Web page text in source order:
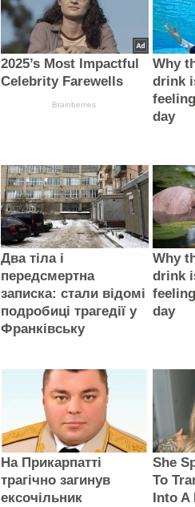
2025’s Most Impactful
Celebrity Farewells
Brainberries
Why
drink
day
Два тіла і
передсмертна
записка: стали відомі
подробиці трагедії у
Франківську
Why
drink
day
На Прикарпатті
трагічно загинув
ексочільник
She
To
Into